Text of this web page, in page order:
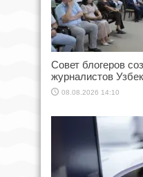
Совет блогеров
журналистов
08.08.2026 14:10